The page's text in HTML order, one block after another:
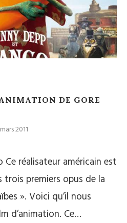
DE GORE
2011
réalisateur américain est
premiers opus de la
». Voici qu’il nous
d’animation. Ce…